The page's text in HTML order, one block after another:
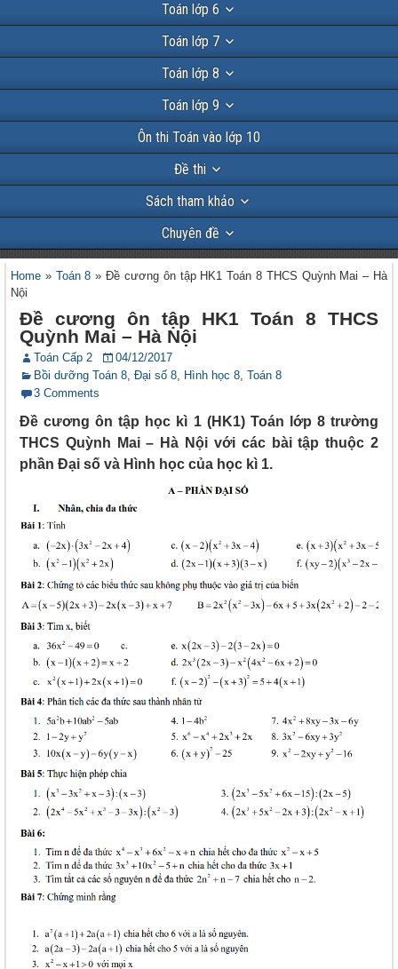
Toán lớp 6
Toán lớp 7
Toán lớp 8
Toán lớp 9
Ôn thi Toán vào lớp 10
Đề thi
Sách tham khảo
Chuyên đề
Home » Toán 8 »Đề cương ôn tập HK1 Toán 8 THCS Quỳnh Mai – Hà
Nội
Đề cương ôn tập HK1 Toán 8 THCS
Quỳnh Mai – Hà Nội
Toán Cấp 2
04/12/2017
Bồi dưỡng Toán 8, Đại số 8, Hình học 8, Toán 8
3 Comments
Đề cương ôn tập học kì 1 (HK1) Toán lớp 8 trường
THCS Quỳnh Mai – Hà Nội với các bài tập thuộc 2
phần Đại số và Hình học của học kì 1.